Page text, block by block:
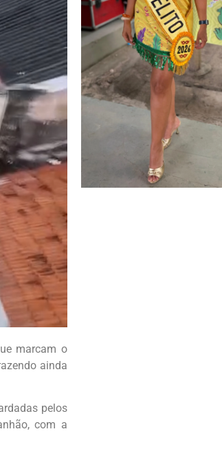
marcam o
ainda
pelos
com a